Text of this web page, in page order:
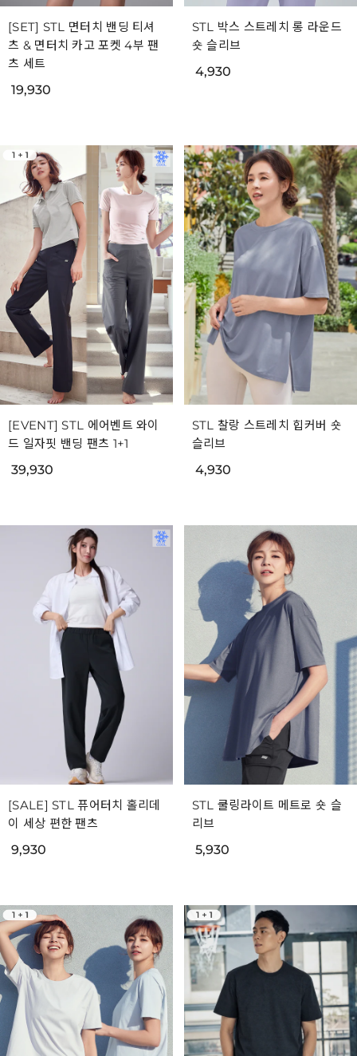
[SET] STL 면터치 밴딩 티셔
츠 & 면터치 카고 포켓 4부 팬
츠 세트
19,930
STL 박스 스트레치 롱 라운드
숏 슬리브
4,930
[EVENT] STL 에어벤트 와이
드 일자핏 밴딩 팬츠 1+1
39,930
STL 찰랑 스트레치 힙커버 숏
슬리브
4,930
[SALE] STL 퓨어터치 홀리데
이 세상 편한 팬츠
9,930
STL 쿨링라이트 메트로 숏 슬
리브
5,930